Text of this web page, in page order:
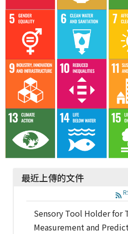
最近上傳的文件
Sensory Tool Holder for
Measurement and